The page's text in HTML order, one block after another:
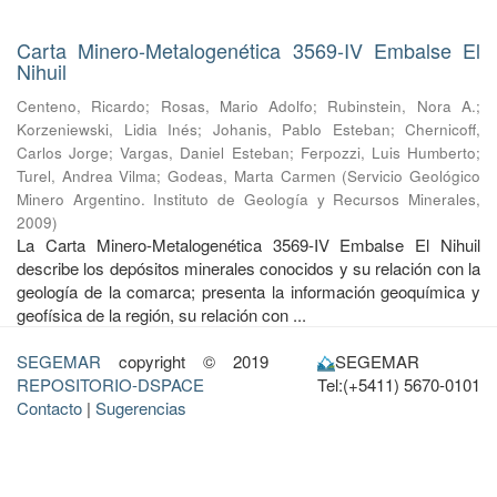
Carta Minero-Metalogenética 3569-IV Embalse El
Nihuil
Centeno, Ricardo; Rosas, Mario Adolfo; Rubinstein, Nora A.;
Korzeniewski, Lidia Inés; Johanis, Pablo Esteban; Chernicoff,
Carlos Jorge;Vargas, Daniel Esteban; Ferpozzi, Luis Humberto;
Turel, Andrea Vilma;Godeas, Marta Carmen (Servicio Geológico
Minero Argentino. Instituto de Geología y Recursos Minerales,
2009)
La Carta Minero-Metalogenética 3569-IV Embalse El Nihuil
describe los depósitos minerales conocidos y su relación con la
geología de la comarca; presenta la información geoquímica y
geofísica de la región, su relación con ...
SEGEMAR copyright © 2019
REPOSITORIO-DSPACE
Contacto | Sugerencias
SEGEMAR
Tel:(+5411) 5670-0101